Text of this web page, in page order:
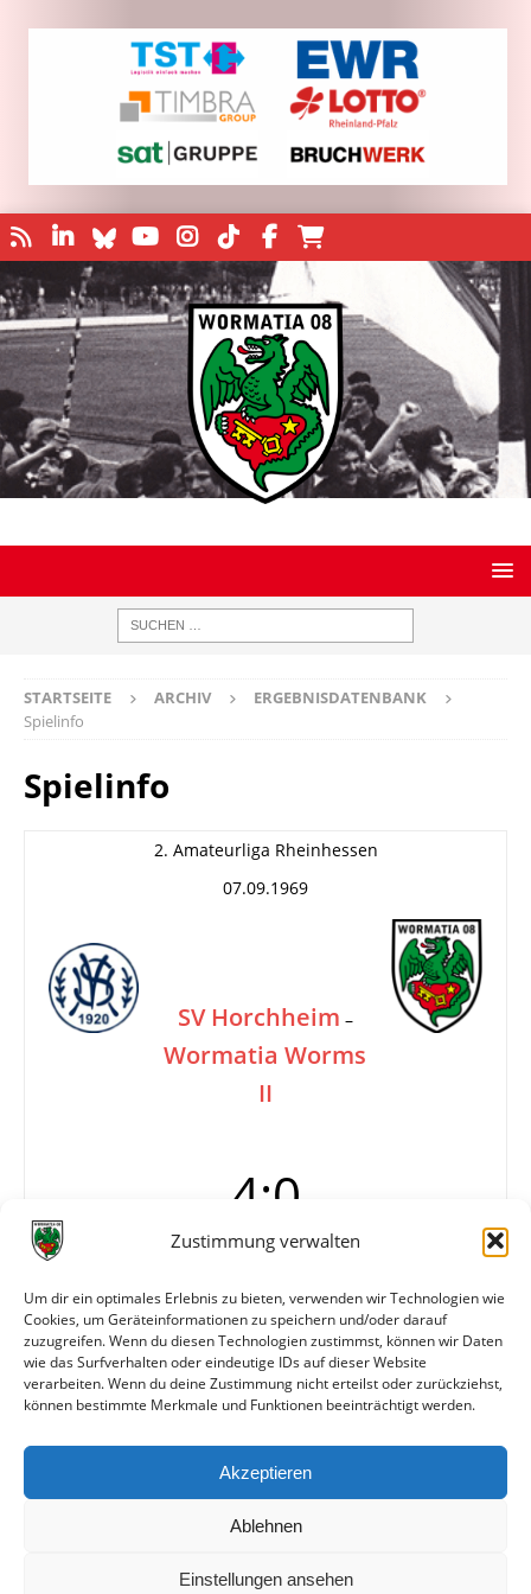
Zustimmung verwalten
Um dir ein optimales Erlebnis zu bieten, verwenden wir Technologien wie
Cookies, um Geräteinformationen zu speichern und/oder darauf
zuzugreifen. Wenn du diesen Technologien zustimmst, können wir Daten
wie das Surfverhalten oder eindeutige IDs auf dieser Website
verarbeiten. Wenn du deine Zustimmung nicht erteilst oder zurückziehst,
können bestimmte Merkmale und Funktionen beeinträchtigt werden.
Akzeptieren
Ablehnen
Einstellungen ansehen
STARTSEITE ARCHIV
ERGEBNISDATENBANK
Spielinfo
Spielinfo
2. Amateurliga Rheinhessen
07.09.1969
SV Horchheim –
Wormatia Worms
II
4:0
2:0 Machenheimer
3:0 Bittmann
4:0 Machenheimer
Alle bisherigen Partien der beiden Mannschaften
anzeigen